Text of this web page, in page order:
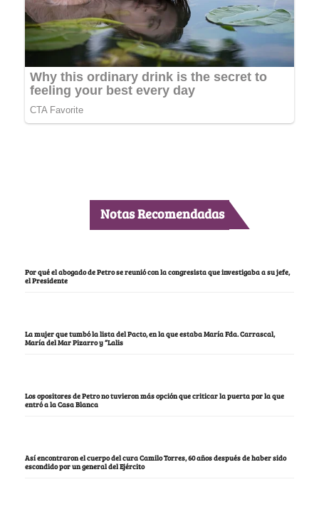
Notas Recomendadas
Por qué el abogado de Petro se reunió con la congresista que investigaba a su jefe,
el Presidente
La mujer que tumbó la lista del Pacto, en la que estaba María Fda. Carrascal,
María del Mar Pizarro y “Lalis
Los opositores de Petro no tuvieron más opción que criticar la puerta por la que
entró a la Casa Blanca
Así encontraron el cuerpo del cura Camilo Torres, 60 años después de haber sido
escondido por un general del Ejército